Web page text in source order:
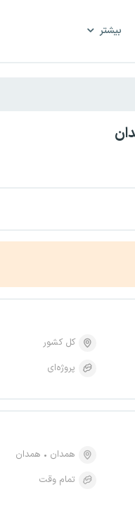
بیشتر
کل کشور
پروژه‌ای
همدان
همدان
تمام وقت